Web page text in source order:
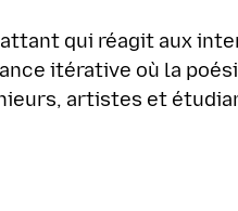
qui réagit aux
itérative où la
artistes et